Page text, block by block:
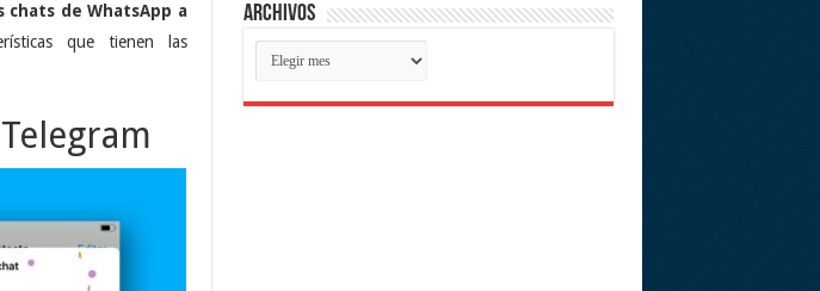
chats de WhatsApp a
que tienen las
Archivos